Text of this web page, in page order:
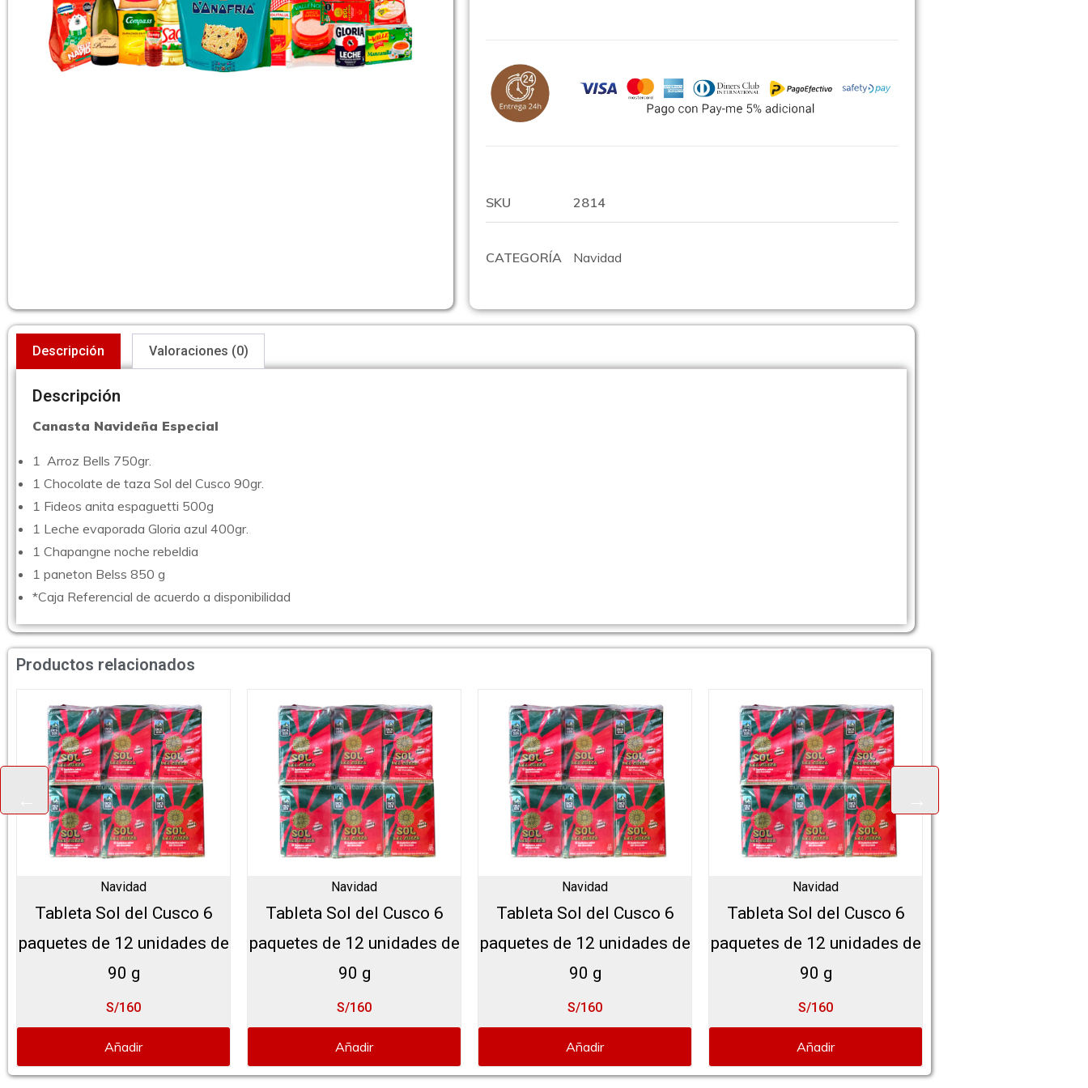
SKU 2814
CATEGORÍA Navidad
Descripción Valoraciones (0)
Descripción
Canasta Navideña Especial
1 Arroz Bells 750gr.
1 Chocolate de taza Sol del Cusco 90gr.
1 Fideos anita espaguetti 500g
1 Leche evaporada Gloria azul 400gr.
1 Chapangne noche rebeldia
1 paneton Belss 850 g
*Caja Referencial de acuerdo a disponibilidad
Productos relacionados
Navidad
Tableta Sol del Cusco 6
paquetes de 12 unidades de
90 g
S/160
Añadir
Navidad
Tableta Sol del Cusco 6
paquetes de 12 unidades de
90 g
S/160
Añadir
Navidad
Tableta Sol del Cusco 6
paquetes de 12 unidades de
90 g
S/160
Añadir
Navidad
Tableta Sol del Cusco 6
paquetes de 12 unidades de
90 g
S/160
Añadir